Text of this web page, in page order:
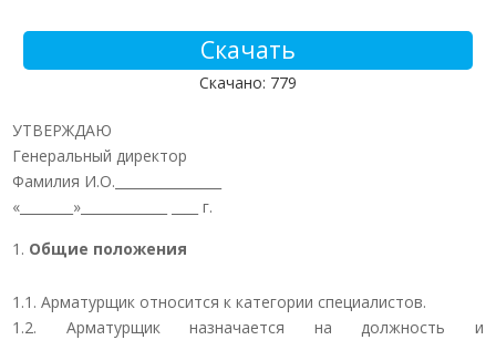
Скачать
Скачано: 779
УТВЕРЖДАЮ
Генеральный директор
Фамилия И.О.________________
«________»_____________ ____ г.
Общие положения
1.1. Арматурщик относится к категории специалистов.
1.2. Арматурщик назначается на должность и